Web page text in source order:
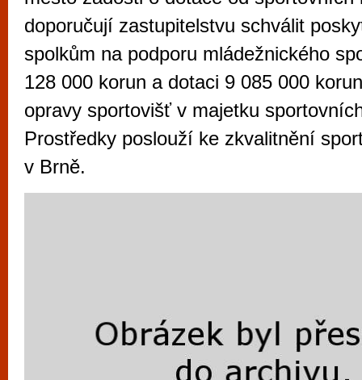
doporučují zastupitelstvu schválit
spolkům na podporu mládežnického
128 000 korun a dotaci 9 085 000
opravy sportovišť v majetku
Prostředky poslouží ke zkvalitnění
v Brně.
zajímavé
restaurace,
Mimo jiné je ale také místem, kde si
vyzkoušet různé kasinové hry. V
metropoli naleznete širokou nabídku her
po moderní automaty jak pro pravidelné
příležitostné hráče. V...